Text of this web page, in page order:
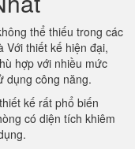
thể thiếu trong các
Với thiết kế hiện đại,
hợp với nhiều mức
dụng công năng.
kế rất phổ biến
có diện tích khiêm